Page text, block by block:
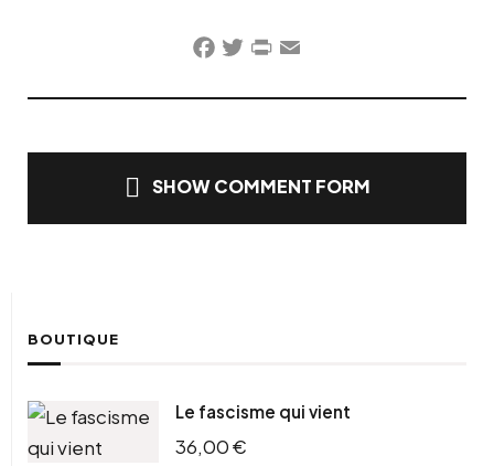
Facebook
TwitterPrintFriendly
Email
SHOW COMMENT FORM
BOUTIQUE
Le fascisme qui vient
36,00€